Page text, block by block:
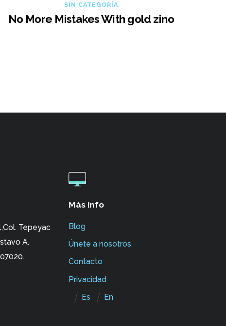
SIN CATEGORÍA
No More Mistakes With gold zino
Tepeyac
A.
Más info
Blog
Únete a nosotros
Contacto
Privacidad
Es
En